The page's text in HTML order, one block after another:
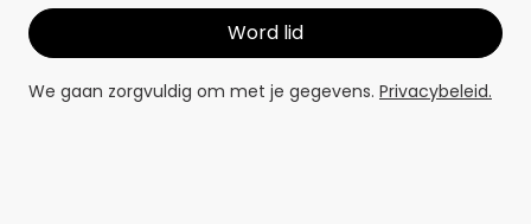
We gaan zorgvuldig om met je gegevens. Privacybeleid.